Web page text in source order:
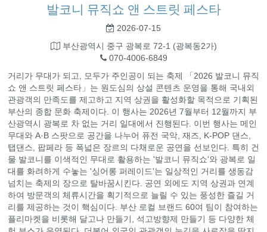
발코니 뮤직쇼 앤 스트릿 페스타
2026-07-15
부산광역시 중구 광복로 72-1 (광복동2가)
070-4006-6849
거리가 무대가 되고, 모두가 주인공이 되는 축제 「2026 발코니 뮤직
쇼 앤 스트릿 페스타」는 원도심의 상설 콘텐츠 운영을 통해 국내외
관광객의 만족도를 제고하고 지역 상권을 활성화할 목적으로 기획된
부산의 종합 문화 축제이다. 이 행사는 2026년 7월부터 12월까지 부
산광역시 광복로 차 없는 거리 일대에서 진행된다. 이번 행사는 메인
무대와 A·B 스팟으로 공간을 나누어 퓨전 국악, 재즈, K-POP 댄스,
탭댄스, 팝페라 등 폭넓은 장르의 다채로운 공연을 선보인다. 특히 건
물 발코니를 이색적인 무대로 활용하는 '발코니 뮤직쇼'와 광복로 일
대를 화려하게 수놓는 '싱어롱 퍼레이드'는 일상적인 거리를 생동감
넘치는 축제의 장으로 탈바꿈시킨다. 공연 외에도 지역 상권과 연계
하여 방문객의 체류시간을 획기적으로 늘릴 수 있는 풍성한 즐길 거
리를 제공하는 것이 핵심이다. 부산 로컬 브랜드 60여 팀이 참여하는
플리마켓을 비롯해 달고나 만들기, 석고방향제 만들기 등 다양한 체